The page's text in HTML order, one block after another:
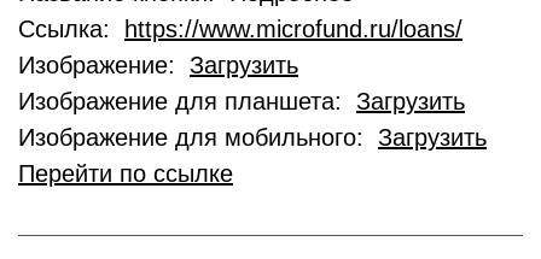
Ссылка:
https://www.microfund.ru/loans/
Изображение: Загрузить
Изображение для планшета: Загрузить
Изображение для мобильного: Загрузить
Перейти по ссылке